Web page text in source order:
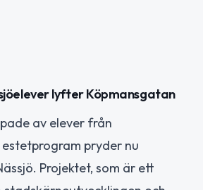
lyfter Köpmansgatan
av elever från
pryder nu
Projektet, som är ett